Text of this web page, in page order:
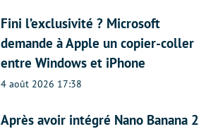
Fini l’exclusivité ? Microsoft
demande à Apple un copier-coller
entre Windows et iPhone
4 août 2026 17:38
Après avoir intégré Nano Banana 2